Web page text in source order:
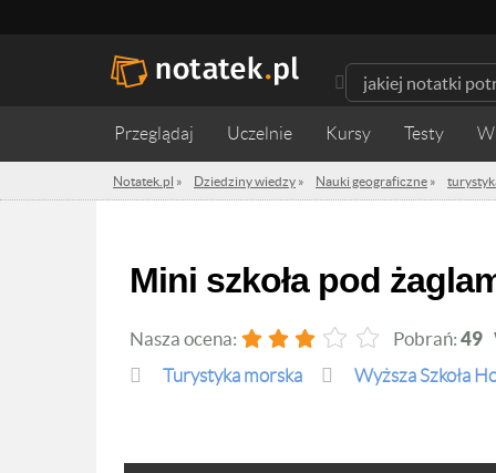
Przeglądaj Uczelnie Kursy Testy
Notatek.pl » Dziedziny wiedzy » Nauki geograficzne »
Mini szkoła pod
Nasza ocena: Pobrań: 49
turystyka morska Wyższa Szkoła